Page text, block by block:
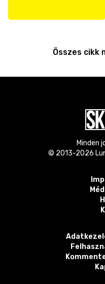
Összes cikk
Minden
© 2013-2026